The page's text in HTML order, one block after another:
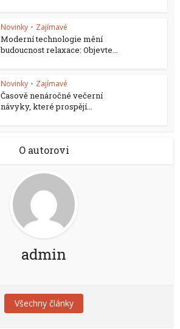
Novinky • Zajímavé
Moderní technologie mění
budoucnost relaxace: Objevte...
Novinky • Zajímavé
Časově nenáročné večerní
návyky, které prospějí...
O autorovi
admin
Všechny články